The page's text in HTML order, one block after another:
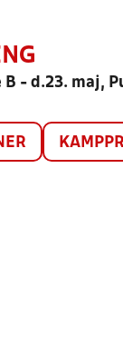
B - d.23. maj,